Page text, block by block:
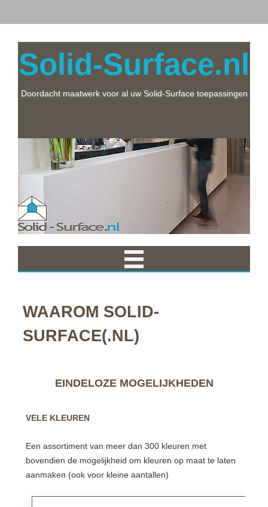
WAAROM SOLID-
SURFACE(.NL)
EINDELOZE MOGELIJKHEDEN
VELE KLEUREN
Een assortiment van meer dan 300 kleuren met
bovendien de mogelijkheid om kleuren op maat te laten
aanmaken (ook voor kleine aantallen)
Solid-Surface.nl
Doordacht maatwerk voor al uw Solid-Surface toepassingen